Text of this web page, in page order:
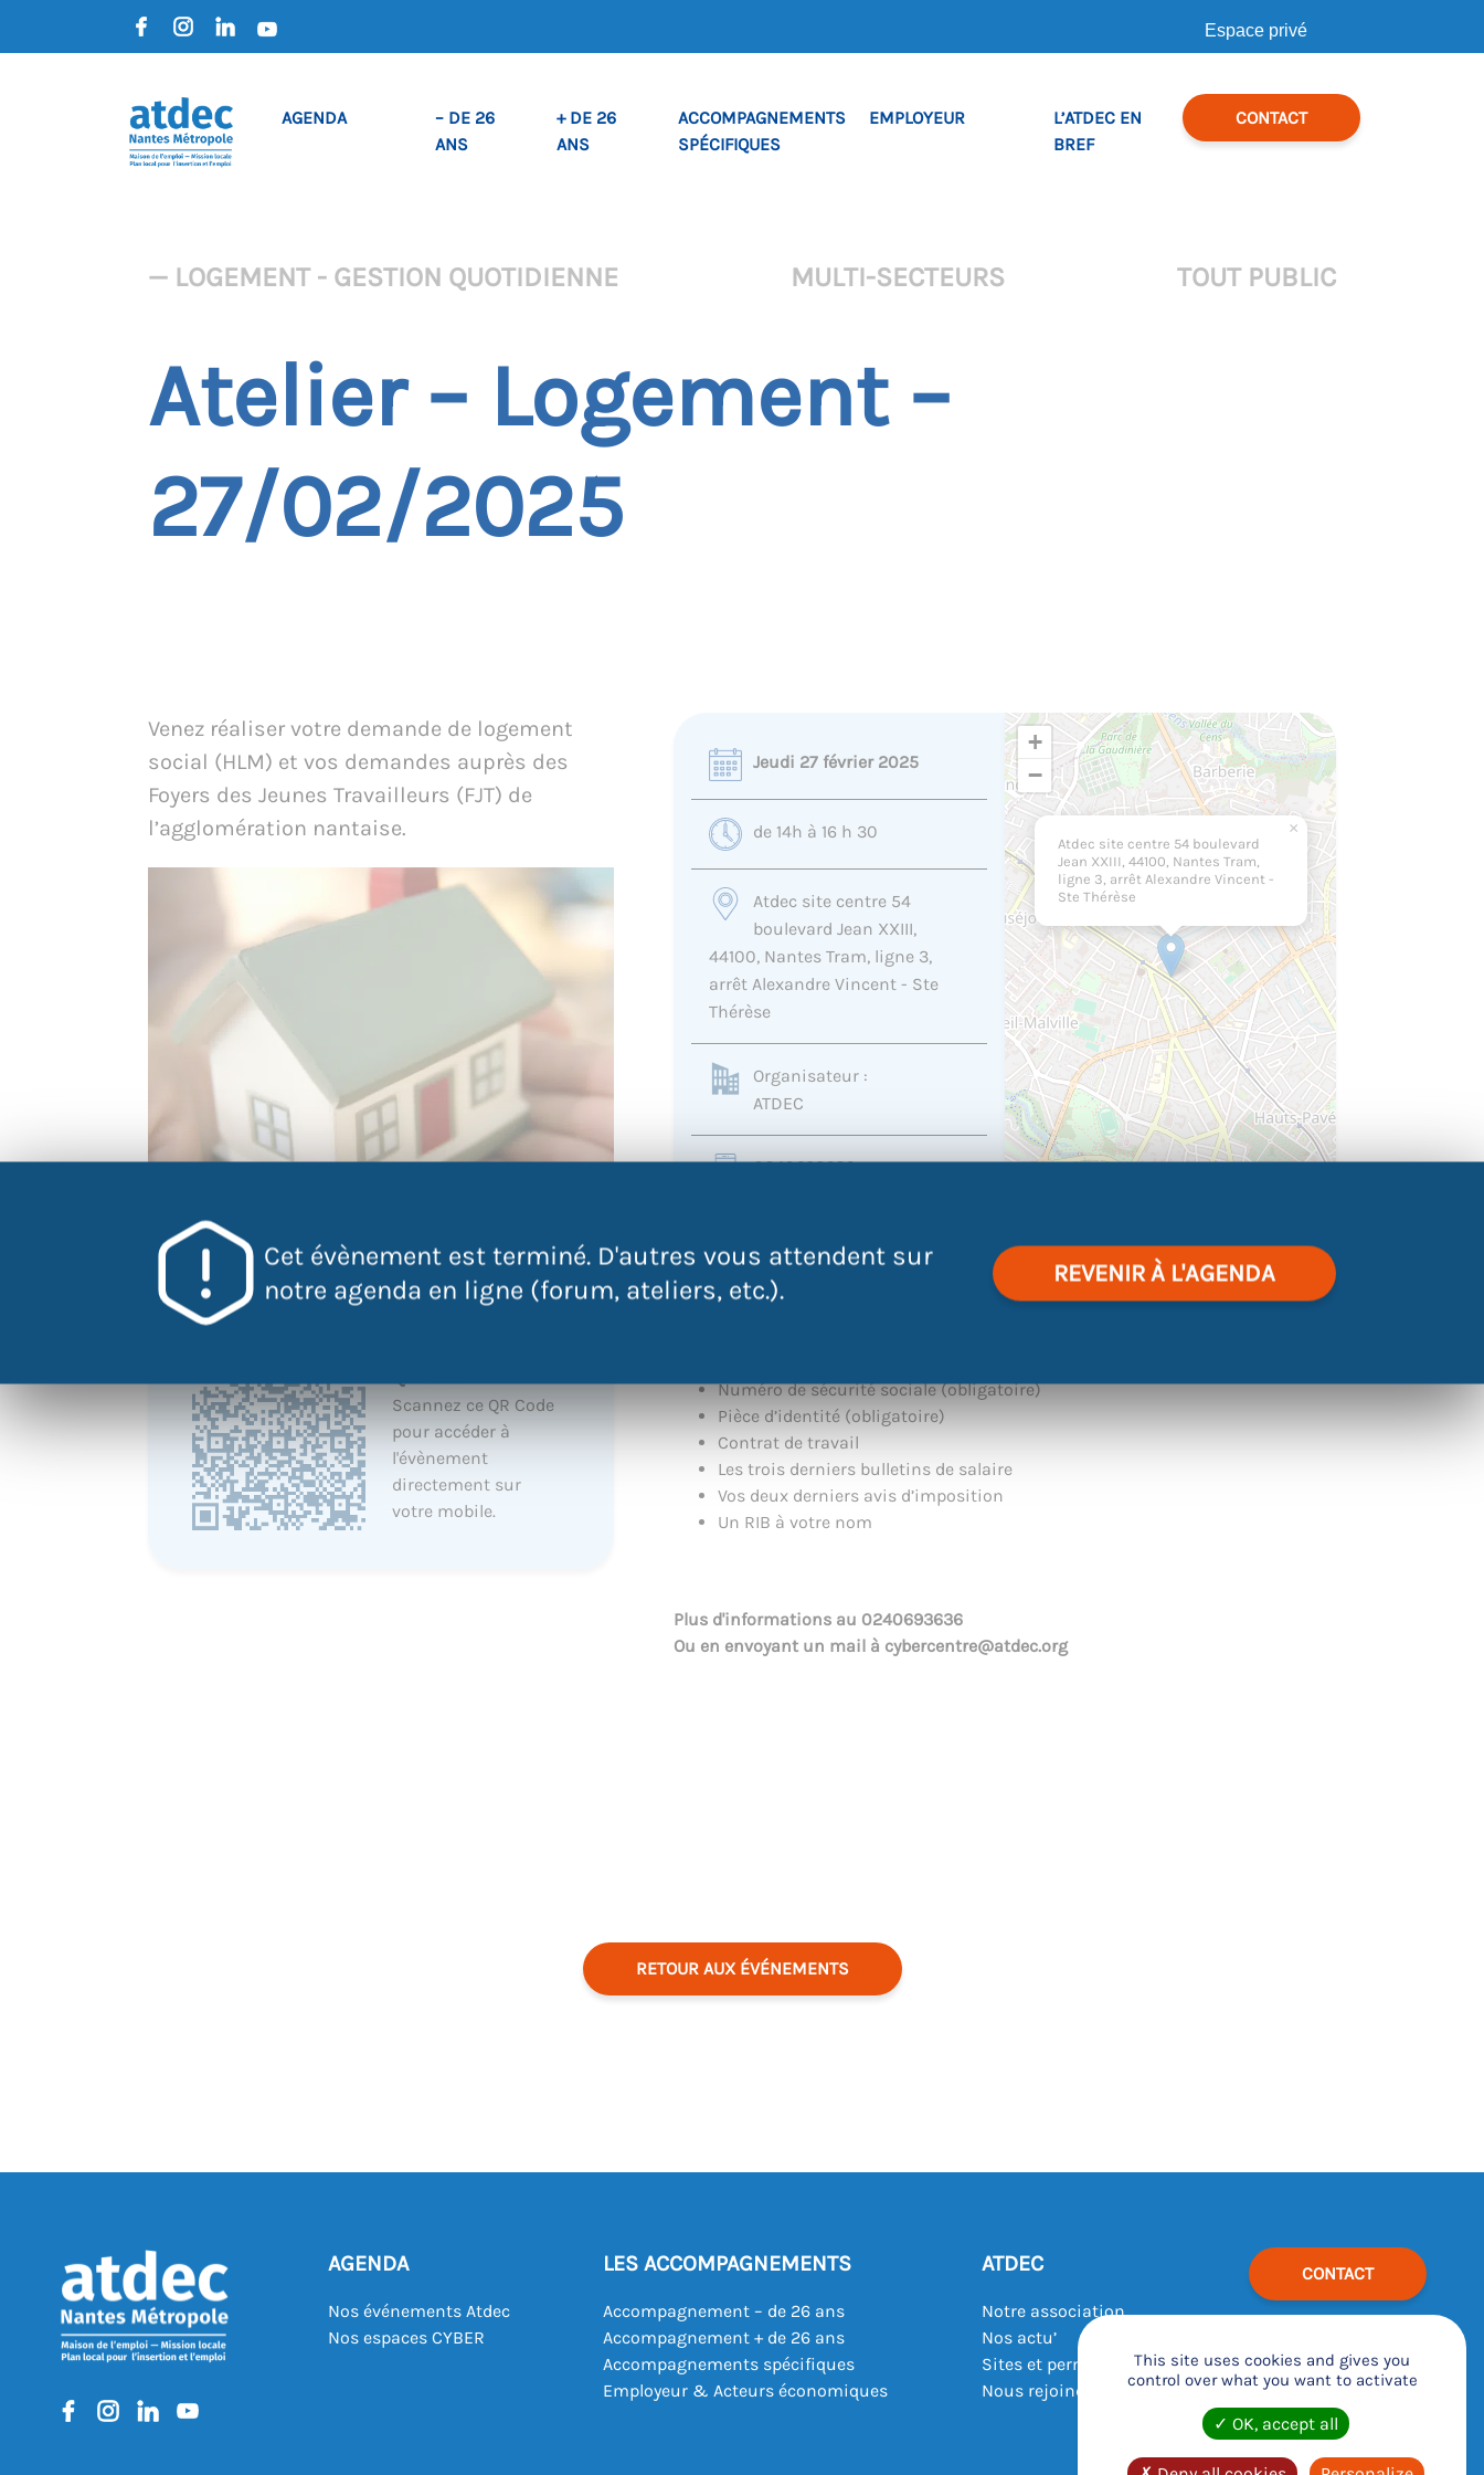
Espace privé
AGENDA
– DE 26
ANS
+ DE 26
ANS
ACCOMPAGNEMENTS
SPÉCIFIQUES
EMPLOYEUR
L’ATDEC EN
BREF
CONTACT
Cet évènement est terminé. D'autres vous attendent sur
notre agenda en ligne (forum, ateliers, etc.).
REVENIR À L'AGENDA
— LOGEMENT - GESTION QUOTIDIENNE MULTI-SECTEURS TOUT PUBLIC
Atelier – Logement –
27/02/2025
Venez réaliser votre demande de logement
social (HLM) et vos demandes auprès des
Foyers des Jeunes Travailleurs (FJT) de
l’agglomération nantaise.
Scannez ce QR Code
pour accéder à
l'évènement
directement sur
votre mobile.
Jeudi 27 février 2025
de 14h à 16 h 30
Atdec site centre 54
boulevard Jean XXIII,
44100, Nantes Tram, ligne 3,
arrêt Alexandre Vincent - Ste
Thérèse
Organisateur :
ATDEC
0240693636
Atdec site centre 54 boulevard
Jean XXIII, 44100, Nantes Tram,
ligne 3, arrêt Alexandre Vincent -
Ste Thérèse
×
+
−
Numéro de sécurité sociale (obligatoire)
Pièce d’identité (obligatoire)
Contrat de travail
Les trois derniers bulletins de salaire
Vos deux derniers avis d’imposition
Un RIB à votre nom
Plus d'informations au 0240693636
Ou en envoyant un mail à cybercentre@atdec.org
RETOUR AUX ÉVÉNEMENTS
AGENDA
Nos événements Atdec
Nos espaces CYBER
LES ACCOMPAGNEMENTS
Accompagnement – de 26 ans
Accompagnement + de 26 ans
Accompagnements spécifiques
Employeur & Acteurs économiques
ATDEC
Notre association
Nos actu’
Sites et permanences
Nous rejoindre
CONTACT
This site uses cookies and gives you
control over what you want to activate
OK, accept all